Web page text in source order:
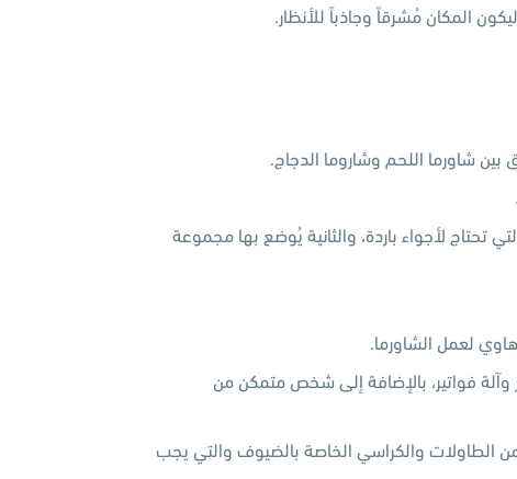
المكان مُشرقاً وجاذباً للأنظار.
شاورما اللحم وشاروما الدجاج.
تحتاج لأجواء باردة، والثانية يُوضع بها مجموعة
لعمل الشاورما.
وآلة فواتير، بالإضافة إلى شخص متمكن من
الطاولات والكراسي الخاصة بالضيوف والتي يجب